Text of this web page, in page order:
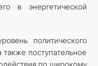
в энергетической
политического
поступательное